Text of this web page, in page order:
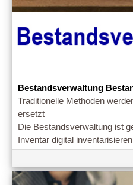
Bestandsverwaltung
Traditionelle Methoden
ersetzt
Die Bestandsverwaltung ist
Inventar digital